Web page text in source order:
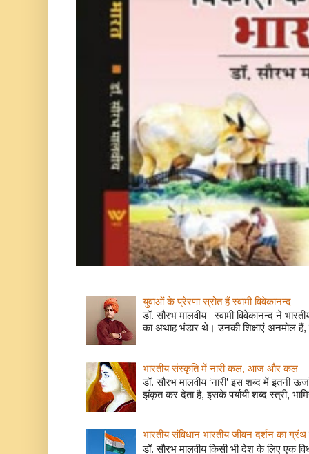
युवाओं के प्रेरणा स्रोत हैं स्वामी विवेकानन्द
डॉ. सौरभ मालवीय स्वामी विवेकानन्द ने
का अथाह भंडार थे। उनकी शिक्षाएं अनमोल हैं,
भारतीय संस्कृति में नारी कल, आज और कल
डॉ. सौरभ मालवीय ‘नारी’ इस शब्द में इतनी
झंकृत कर देता है, इसके पर्यायी शब्द स्त्री,
भारतीय संविधान भारतीय जीवन दर्शन का ग्रंथ
डॉ. सौरभ मालवीय किसी भी देश के लिए एक